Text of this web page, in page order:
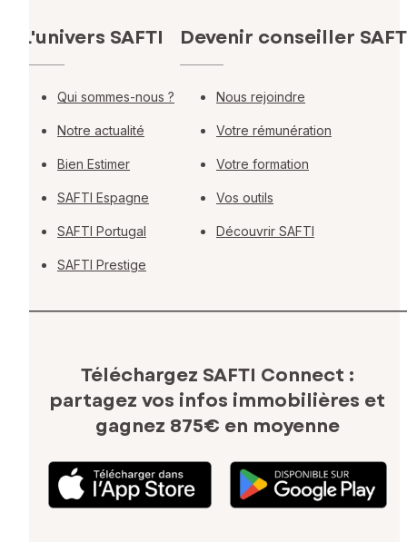
L'univers SAFTI
Qui sommes-nous ?
Notre actualité
Bien Estimer
SAFTI Espagne
SAFTI Portugal
SAFTI Prestige
Devenir conseiller
Nous rejoindre
Votre rémunération
Votre formation
Vos outils
Découvrir SAFTI
Téléchargez SAFTI Connect :
partagez vos infos immobilières et
gagnez 875€ en moyenne